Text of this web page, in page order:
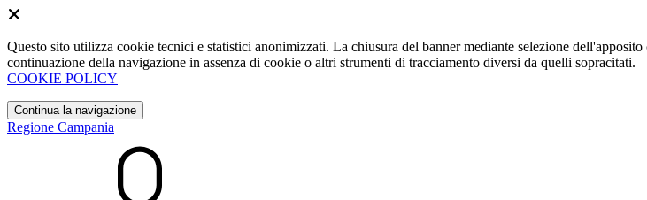
Questo sito utilizza cookie tecnici e statistici anonimizzati. La chiusura del banner mediante selezione
continuazione della navigazione in assenza di cookie o altri strumenti di tracciamento diversi da quelli sopracitati.
COOKIE POLICY
Continua la navigazione
Regione Campania